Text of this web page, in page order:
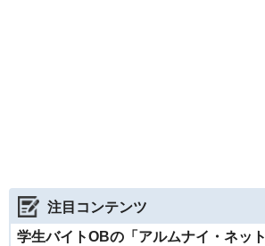
注目コンテンツ
学生バイトOBの「アルムナイ・ネット